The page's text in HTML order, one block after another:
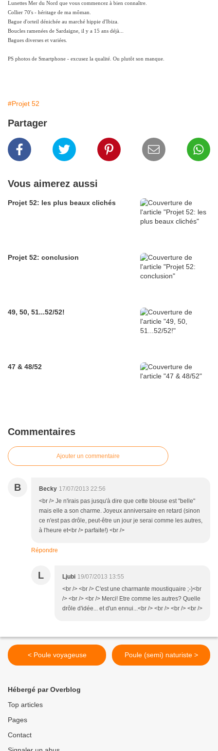
Lunettes Mer du Nord que vous commencez à bien connaître.
Collier 70's - héritage de ma môman.
Bague d'orteil dénichée au marché hippie d'Ibiza.
Boucles ramenées de Sardaigne, il y a 15 ans déjà...
Bagues diverses et variées.
PS photos de Smartphone - excusez la qualité. Ou plutôt son manque.
#Projet 52
Partager
Vous aimerez aussi
Projet 52: les plus beaux clichés
Projet 52: conclusion
49, 50, 51...52/52!
47 & 48/52
Commentaires
Ajouter un commentaire
B Becky 17/07/2013 22:56
<br /> Je n'irais pas jusqu'à dire que cette blouse est "belle"
mais elle a son charme. Joyeux anniversaire en retard (sinon
ce n'est pas drôle, peut-être un jour je serai comme les autres,
à l'heure et<br /> parfaite!) <br />
Répondre
L Ljubi 19/07/2013 13:55
<br /> <br /> C'est une charmante moustiquaire ;-)<br
/> <br /> <br /> Merci! Etre comme les autres? Quelle
drôle d'idée... et d'un ennui...<br /> <br /> <br /> <br />
< Poule voyageuse Poule (semi) naturiste >
Hébergé par Overblog
Top articles
Pages
Contact